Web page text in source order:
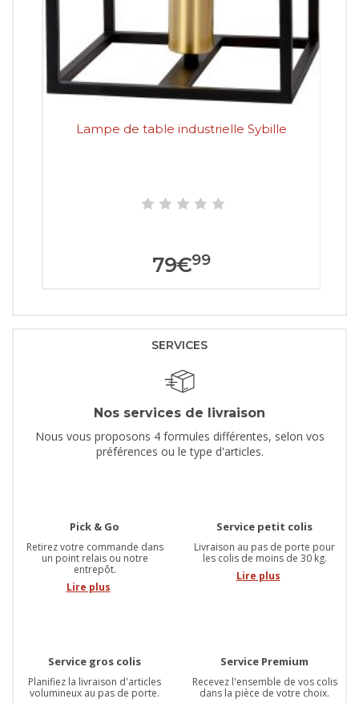
Lampe de table industrielle Sybille
79€99
SERVICES
Nos services de livraison
Nous vous proposons 4 formules différentes, selon vos
préférences ou le type d'articles.
Pick & Go
Retirez votre commande dans
un point relais ou notre
entrepôt.
Lire plus
Service petit colis
Livraison au pas de porte pour
les colis de moins de 30 kg.
Lire plus
Service gros colis
Planifiez la livraison d'articles
volumineux au pas de porte.
Service Premium
Recevez l'ensemble de vos colis
dans la pièce de votre choix.